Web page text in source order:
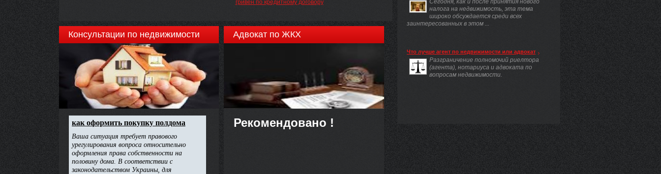
гривен по кредитному договору
Консультации по недвижимости Адвокат по ЖКХ
Рекомендовано !
налога на недвижимость, эта тема
широко обсуждается среди всех
заинтересованных в этом ...
Что лучше агент по недвижимости или адвокат
Разграничение полномочий риелтора
(агента), нотариуса и адвоката по
вопросам недвижимости.